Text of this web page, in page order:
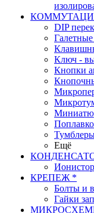
DIP
Ключ -
Кнопки
Ещё
КРЕПЕЖ *
Болты и
Гайки